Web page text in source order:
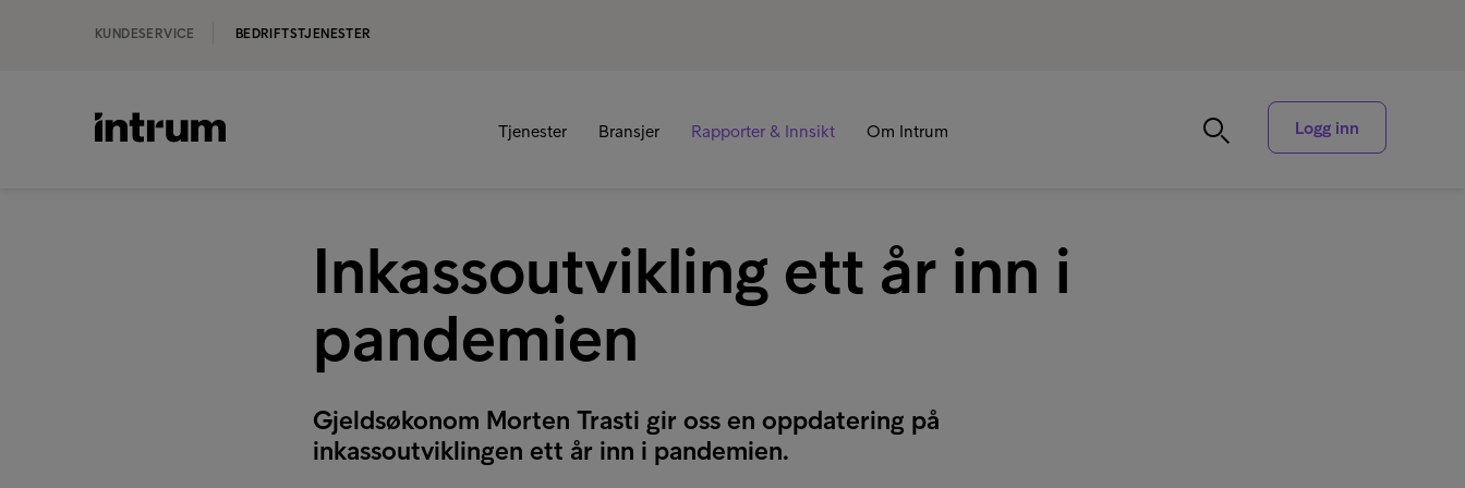
KUNDESERVICE BEDRIFTSTJENESTER
Tjenester Bransjer Rapporter & Innsikt Om Intrum Logg inn
Inkassoutvikling ett år inn i
pandemien
Gjeldsøkonom Morten Trasti gir oss en oppdatering på
inkassoutviklingen ett år inn i pandemien.